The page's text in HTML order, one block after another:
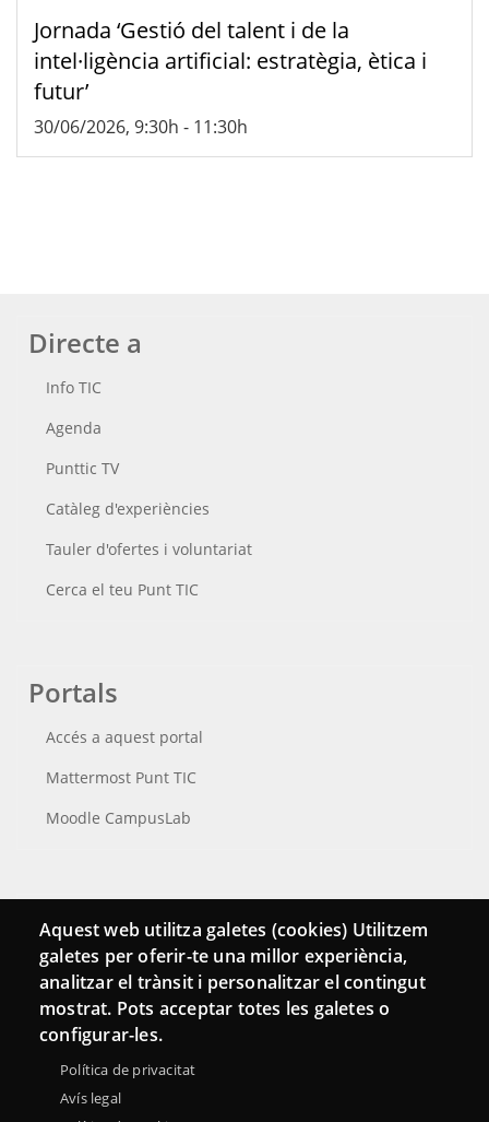
Jornada ‘Gestió del talent i de la
intel·ligència artificial: estratègia, ètica i
futur’
30/06/2026, 9:30h - 11:30h
Directe a
Info TIC
Agenda
Punttic TV
Catàleg d'experiències
Tauler d'ofertes i voluntariat
Cerca el teu Punt TIC
Portals
Accés a aquest portal
Mattermost Punt TIC
Moodle CampusLab
Connecta
Bustia de contacte
Butlletins
Aquest web utilitza galetes (cookies) Utilitzem
galetes per oferir-te una millor experiència,
analitzar el trànsit i personalitzar el contingut
mostrat. Pots acceptar totes les galetes o
configurar-les.
Política de privacitat
Avís legal